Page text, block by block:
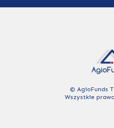
© AgioFunds
Wszystkie